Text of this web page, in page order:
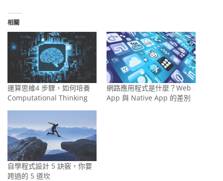
相關
運算思維4 步驟，如何培養
Computational Thinking
網路應用程式是什麼？Web
App 與 Native App 的差別
自學程式設計 5 訣竅，你要
跨過的 5 道坎